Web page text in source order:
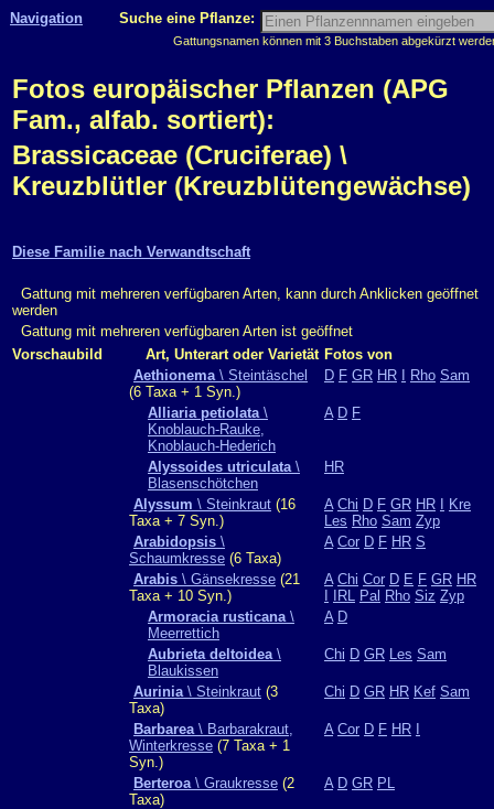
Navigation Suche eine Pflanze:
Gattungsnamen können mit 3 Buchstaben abgekürzt
Fotos europäischer Pflanzen (APG
Fam., alfab. sortiert):
Brassicaceae (Cruciferae) \
Kreuzblütler (Kreuzblütengewächse)
Diese Familie nach Verwandtschaft
Gattung mit mehreren verfügbaren Arten, kann durch Anklicken geöffnet
werden
Gattung mit mehreren verfügbaren Arten ist geöffnet
Vorschaubild
Art, Unterart oder Varietät Fotos von
Aethionema\ Steintäschel
(6 Taxa + 1 Syn.)
D F GR HR Rho Sam
Alliaria petiolata\
Knoblauch-Rauke,
Knoblauch-Hederich
A D F
Alyssoides utriculata\
Blasenschötchen
HR
Alyssum \ Steinkraut (16
Taxa + 7 Syn.)
A Chi D F GR HR
Kre
Les Rho Sam Zyp
Arabidopsis \
Schaumkresse (6 Taxa)
A Cor D F HR S
Arabis \ Gänsekresse (21
Taxa + 10 Syn.)
A Chi Cor D E F GR HR
IRL Pal Rho Siz Zyp
Armoracia rusticana\
Meerrettich
A D
Aubrieta deltoidea\
Blaukissen
Chi D GR Les Sam
Aurinia\ Steinkraut (3
Taxa)
Chi D GR HR Kef Sam
Barbarea\ Barbarakraut,
Winterkresse (7 Taxa + 1
Syn.)
A Cor D F HR
Berteroa\ Graukresse (2
Taxa)
A D GR PL